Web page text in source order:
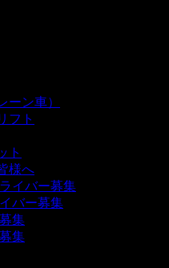
ーン車）
フト
ト
様へ
イバー募集
バー募集
集
集
第３弾
ゞ）